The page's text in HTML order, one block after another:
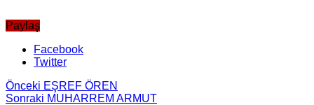
Paylaş
Facebook
Twitter
Önceki EŞREF ÖREN
Sonraki MUHARREM ARMUT